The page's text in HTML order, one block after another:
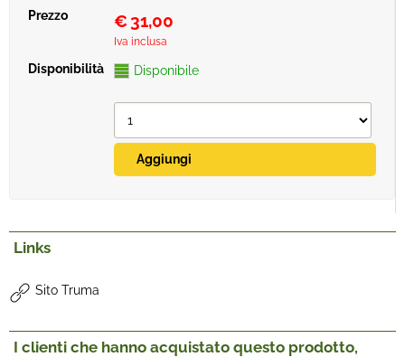
€ 31,00
Iva inclusa
Disponibile
Links
Sito Truma
I clienti che hanno acquistato questo prodotto,